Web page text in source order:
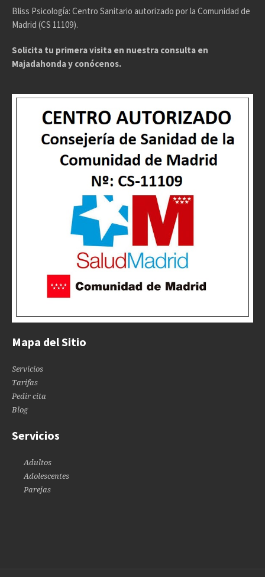
Bliss Psicología: Centro Sanitario autorizado por la Comunidad de
Madrid (CS 11109).
Solicita tu primera visita en nuestra consulta en
Majadahonda y conócenos.
Mapa del Sitio
Servicios
Tarifas
Pedir cita
Blog
Servicios
Adultos
Adolescentes
Parejas